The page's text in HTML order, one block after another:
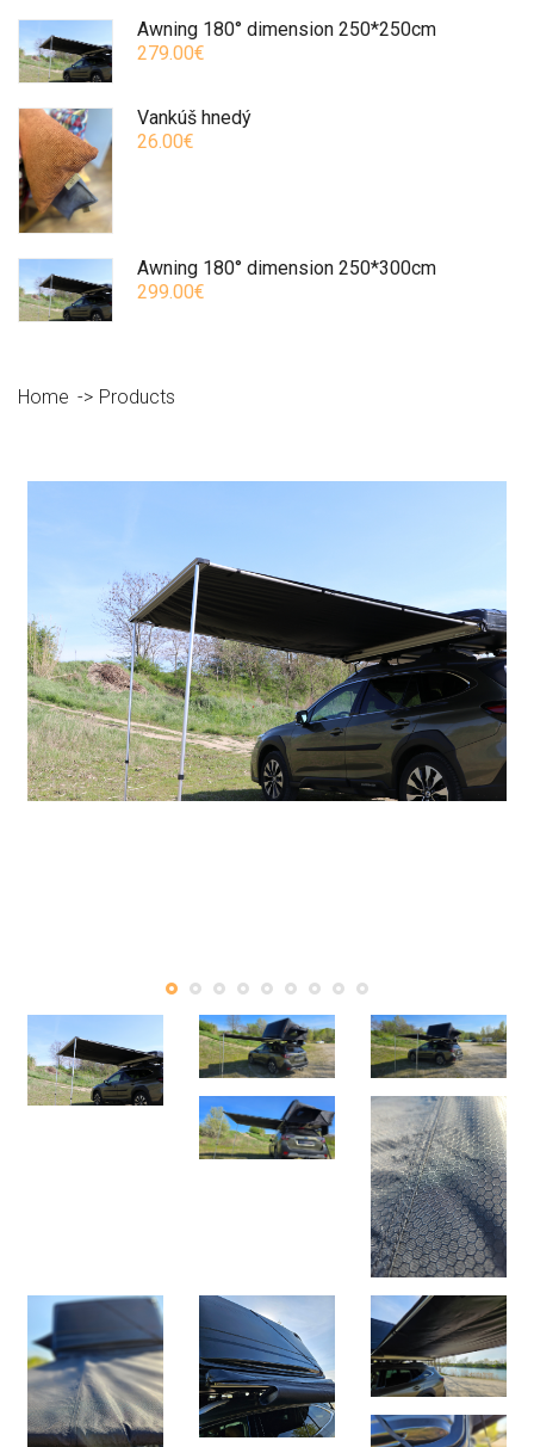
Awning 180° dimension 250*250cm
279.00€
Vankúš hnedý
26.00€
Awning 180° dimension 250*300cm
299.00€
Home Products